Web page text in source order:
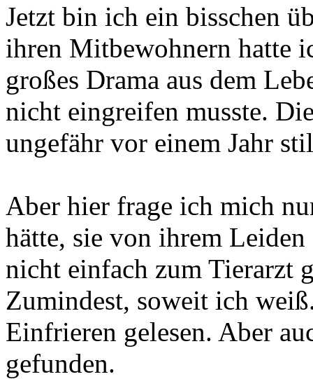
Jetzt bin ich ein bisschen
ihren Mitbewohnern hatte
großes Drama aus dem
nicht eingreifen musste.
ungefähr vor einem Jahr
Aber hier frage ich mich
hätte, sie von ihrem
nicht einfach zum Tierarzt
Zumindest, soweit ich
Einfrieren gelesen. Aber
gefunden.